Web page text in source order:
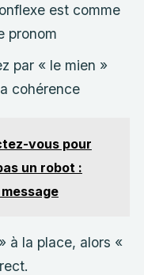
est comme
pronom
par « le mien »
cohérence
vous pour
un robot :
à la place, alors «